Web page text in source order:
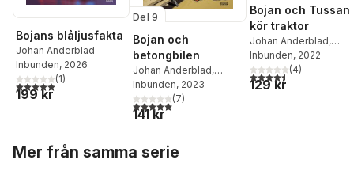
Bojans blåljusfakta
Johan Anderblad
Inbunden, 2026
5,0utav 5 stjärnor. Totalt antal röster:
(1)
199 kr
Del 9
Bojan och
betongbilen
Johan Anderblad,
Filippa Widlund
Inbunden, 2023
5,0utav 5 stjärnor. Totalt antal röster:
(7)
141 kr
Bojan och Tussan
kör traktor
Johan Anderblad,
Filippa Widlund
Inbunden, 2022
4,5utav 5 stjärnor.
(4)
129 kr
Mer från samma serie